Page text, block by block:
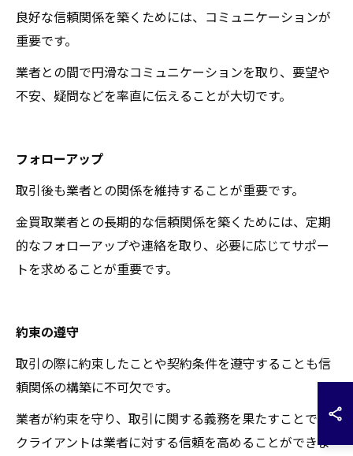
良好な信頼関係を築くためには、コミュニケーションが
重要です。
業者との間で円滑なコミュニケーションを取り、要望や
不安、疑問などを率直に伝えることが大切です。
フォローアップ
取引後も業者との関係を維持することが重要です。
金買取業者との長期的な信頼関係を築くためには、定期
的なフォローアップや連絡を取り、必要に応じてサポー
トを求めることが重要です。
約束の遵守
取引の際に約束したことや契約条件を遵守することも信
頼関係の構築に不可欠です。
業者が約束を守り、取引に関する義務を果たすことで、
クライアントは業者に対する信頼を高めることができま